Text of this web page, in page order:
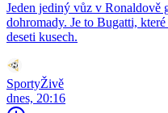
Jeden jediný vůz v Ronaldově
dohromady. Je to Bugatti,
deseti kusech.
SportyŽivě
dnes, 20:16